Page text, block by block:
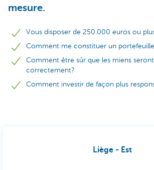
mesure.
Vous disposer de 250.000 euros ou
Comment me constituer un
Comment être sûr que les miens
correctement?
Comment investir de façon plus
Liège - Est